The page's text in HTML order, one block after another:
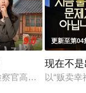
，完美蜕变为成
9.0
官高恩世（贺营
更新至第04
现在不
以“贩卖